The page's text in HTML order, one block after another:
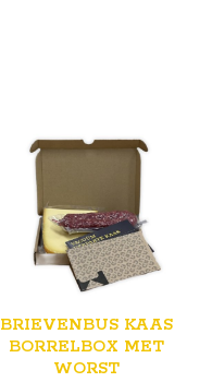
BRIEVENBUS KAAS
BORRELBOX MET
WORST